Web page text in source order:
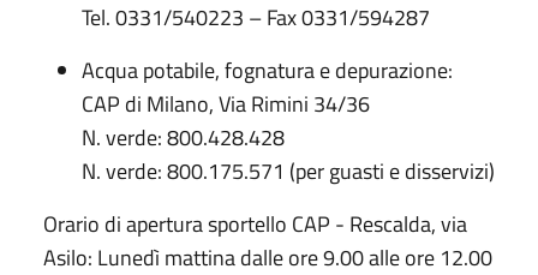
Tel. 0331/540223 – Fax 0331/594287
Acqua potabile, fognatura e depurazione:
CAP di Milano, Via Rimini 34/36
N. verde: 800.428.428
N. verde: 800.175.571 (per guasti e disservizi)
Orario di apertura sportello CAP - Rescalda, via
Asilo: Lunedì mattina dalle ore 9.00 alle ore 12.00